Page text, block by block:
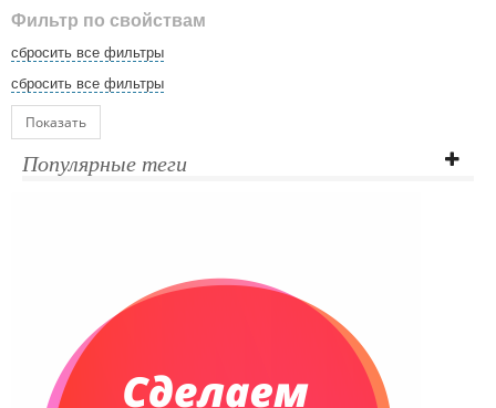
Фильтр по свойствам
сбросить все фильтры
сбросить все фильтры
Показать
Популярные теги